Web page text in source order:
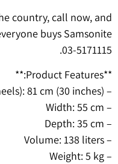
country, call now, and
buys Samsonite
03-5171115.
**Product Features:**
– Height (including wheels): 81 cm (30 inches)
– Width: 55 cm
– Depth: 35 cm
– Volume: 138 liters
– Weight: 5 kg